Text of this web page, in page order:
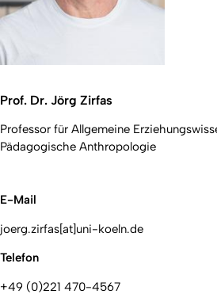
Prof. Dr. Jörg Zirfas
Professor für Allgemeine
Pädagogische Anthropologie
E-Mail
joerg.zirfas[at]uni-koeln.de
Telefon
+49 (0)221 470-4567